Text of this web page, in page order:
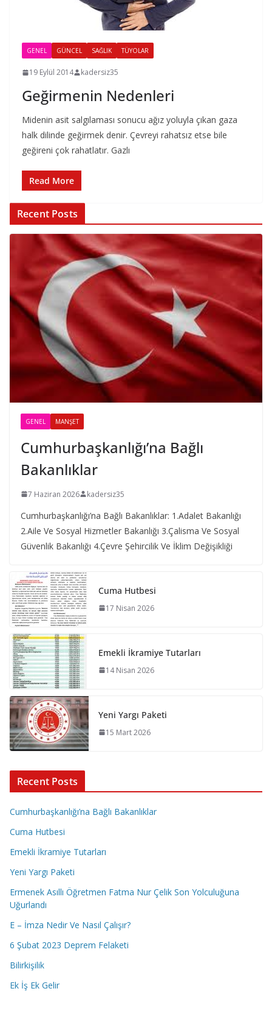
GENEL GÜNCEL SAĞLIK TÜYOLAR
19 Eylül 2014 kadersiz35
Geğirmenin Nedenleri
Midenin asit salgılaması sonucu ağız yoluyla çıkan gaza
halk dilinde geğirmek denir. Çevreyi rahatsız etse bile
geğireni çok rahatlatır. Gazlı
Read More
Recent Posts
GENEL MANŞET
Cumhurbaşkanlığı’na Bağlı
Bakanlıklar
7 Haziran 2026 kadersiz35
Cumhurbaşkanlığı’na Bağlı Bakanlıklar: 1.Adalet Bakanlığı
2.Aile Ve Sosyal Hizmetler Bakanlığı 3.Çalisma Ve Sosyal
Güvenlik Bakanlığı 4.Çevre Şehircilik Ve İklim Değişikliği
Cuma Hutbesi
17 Nisan 2026
Emekli İkramiye Tutarları
14 Nisan 2026
Yeni Yargı Paketi
15 Mart 2026
Recent Posts
Cumhurbaşkanlığı’na Bağlı Bakanlıklar
Cuma Hutbesi
Emekli İkramiye Tutarları
Yeni Yargı Paketi
Ermenek Asıllı Öğretmen Fatma Nur Çelik Son Yolculuğuna
Uğurlandı
E – İmza Nedir Ve Nasıl Çalışır?
6 Şubat 2023 Deprem Felaketi
Bilirkişilik
Ek İş Ek Gelir